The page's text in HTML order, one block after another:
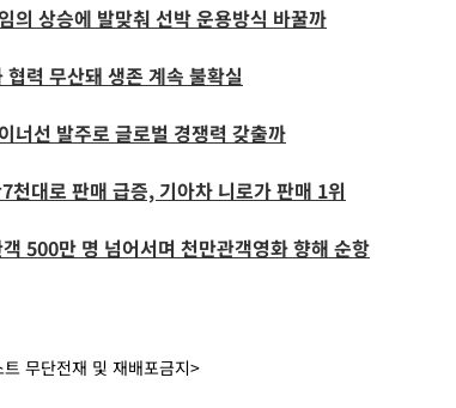
상승에 발맞춰 선박 운용방식 바꿀까
력 무산돼 생존 계속 불확실
너선 발주로 글로벌 경쟁력 갖출까
대로 판매 급증, 기아차 니로가 판매 1위
500만 명 넘어서며 천만관객영화 향해 순항
무단전재 및 재배포금지>